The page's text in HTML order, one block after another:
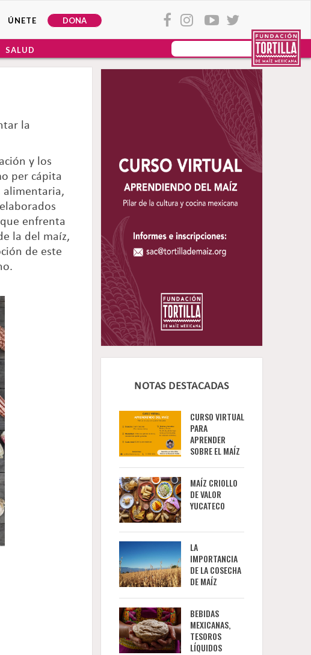
SALUD
ÚNETE DONA
NOTAS DESTACADAS
CURSO VIRTUAL
PARA
APRENDER
SOBRE EL MAÍZ
MAÍZ CRIOLLO
DE VALOR
YUCATECO
LA
IMPORTANCIA
DE LA COSECHA
DE MAÍZ
BEBIDAS
MEXICANAS,
TESOROS
LÍQUIDOS
la
y los
per cápita
alimentaria,
enfrenta
la del maíz,
de este